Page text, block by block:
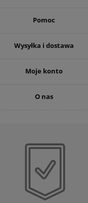
Pomoc
Wysyłka i dostawa
Moje konto
O nas